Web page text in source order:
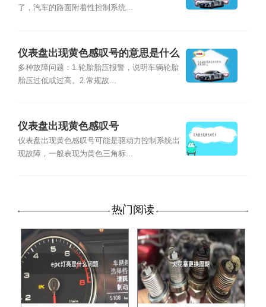
了，汽车的路面附着性控制系统...
仪表盘出现黄色感叹号的意思是什么
多种故障问题：1.轮胎胎压报警，说明车辆轮胎
胎压过低或过高。2.常规故...
仪表盘出现黄色感叹号
仪表盘出现黄色感叹号可能是驱动力控制系统出
现故障，一般表现为黄色三角标...
热门阅读